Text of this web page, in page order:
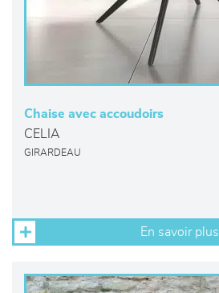
Chaise avec accoudoirs
CELIA
GIRARDEAU
En savoir plus